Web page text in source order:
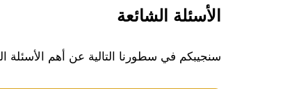
الأسئلة الشائعة
سنجيبكم في سطورنا التالية عن أهم الأسئلة